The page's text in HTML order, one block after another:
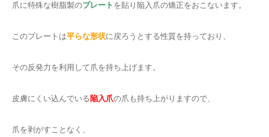
爪に特殊な樹脂製のプレート を貼り陥入爪の矯正をおこないます。
このプレートは平らな形状に戻ろうとする性質を持っており、
その反発力を利用して爪を持ち上げます。
皮膚にくい込んでいる 陥入爪の爪も持ち上がりますので、
爪を剥がすことなく、